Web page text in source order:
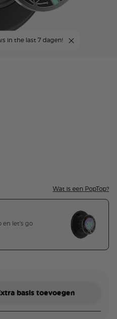
in the last 7 dagen!
Wat is een PopTop?
en let's go
basis toevoegen